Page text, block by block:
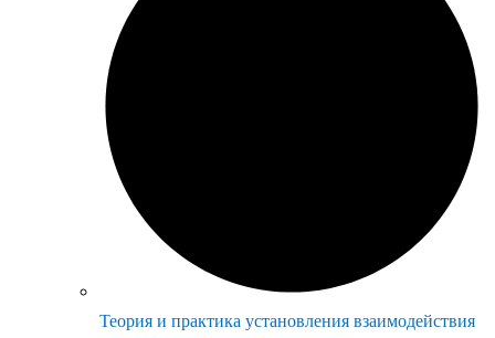
Теория и практика установления взаимодействия